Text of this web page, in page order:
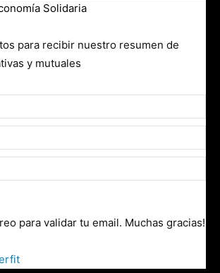
Solidaria
para recibir nuestro resumen de
y mutuales
para validar tu email. Muchas gracias!